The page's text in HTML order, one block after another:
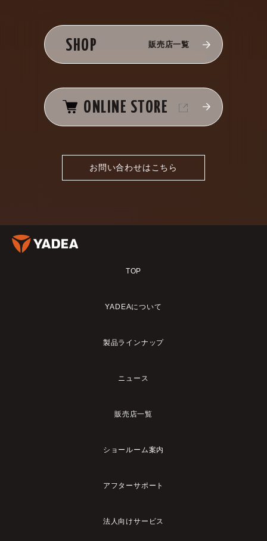
SHOP 販売店一覧
ONLINE STORE
お問い合わせはこちら
TOP
YADEAについて
製品ラインナップ
ニュース
販売店一覧
ショールーム案内
アフターサポート
法人向けサービス